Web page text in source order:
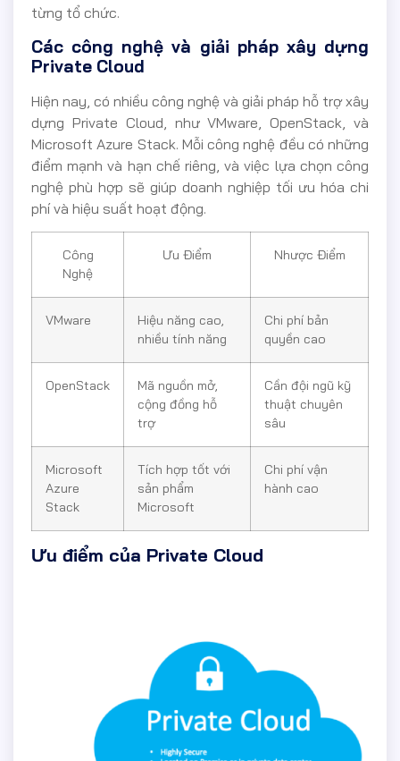
từng tổ chức.
Các công nghệ và giải pháp xây dựng
Private Cloud
Hiện nay, có nhiều công nghệ và giải pháp hỗ trợ xây
dựng Private Cloud, như VMware, OpenStack, và
Microsoft Azure Stack. Mỗi công nghệ đều có những
điểm mạnh và hạn chế riêng, và việc lựa chọn công
nghệ phù hợp sẽ giúp doanh nghiệp tối ưu hóa chi
phí và hiệu suất hoạt động.
Công
Nghệ
Ưu Điểm Nhược Điểm
VMware
Hiệu năng cao,
nhiều tính năng
Chi phí bản
quyền cao
OpenStack
Mã nguồn mở,
cộng đồng hỗ
trợ
Cần đội ngũ kỹ
thuật chuyên
sâu
Microsoft
Azure
Stack
Tích hợp tốt với
sản phẩm
Microsoft
Chi phí vận
hành cao
Ưu điểm của Private Cloud